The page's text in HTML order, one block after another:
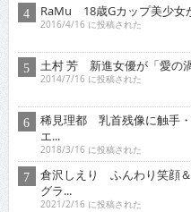
RaMu 18歳Gカップ美少女
2016/4/16 に投稿された
土村 芳 新進女優が「愛の
2014/7/16 に投稿された
稀見理都 乳首残像に触手
エ...
2018/3/16 に投稿された
倉沢しえり ふんわり笑顔
グラ...
2021/2/16 に投稿された